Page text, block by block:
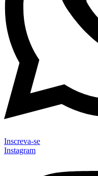
Inscreva-se
Instagram